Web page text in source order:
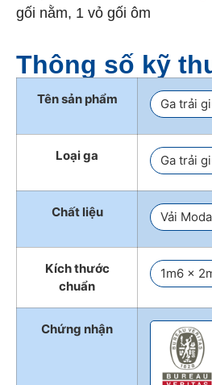
gối nằm, 1 vỏ gối ôm
Thông số kỹ
Tên sản phẩm Ga trải
Loại ga Ga trải
Chất liệu Vải
Kích thước
chuẩn
1m6 x
Chứng nhận